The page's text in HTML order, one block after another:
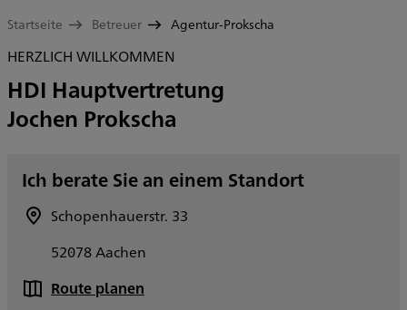
Startseite Betreuer Agentur-Prokscha
HERZLICH WILLKOMMEN
HDI Hauptvertretung
Jochen Prokscha
Ich berate Sie an einem Standort
Schopenhauerstr. 33
52078 Aachen
Route planen